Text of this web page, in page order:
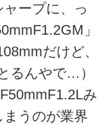
ープに、っ
」
だけど、
るんやで…）
み
うのが業界